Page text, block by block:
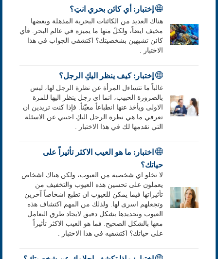
إختبار: أي كائن بحري انتِ؟
هناك العديد من الكائنات البحرية المذهلة وبعضها
مخيف ايضاً، ولكلّ منها ما يميزه في عالم البحر. فأي
كائن تشبهين بشخصيتك؟ اكتشفي الجواب في هذا
الاختبار .
إختبار: كيف ينظر اليكِ الرجل؟
غالباً ما تتساءل المرأة عن نظرة الرجل لها، ليس
بالضرورة الحبيب، انما اي رجل ينظر اليها للمرة
الاولى ويأخذ عنها انطباعاً معيّناً. فإذا كنت تريدين ان
تعرفي ما هي نظرة الرجل اليكِ اجيبي عن الاسئلة
التي نقدمها لك في هذا الاختبار .
اختبار: ما هو العيب الاكثر تأثيراً على
حياتك؟
لا تخلو اي شخصية من العيوب، ولكن هناك اشخاص
يعملون على تحسين هذه العيوب والتخفيف من
تأثيراتها فيما يمكن للعيوب ان تطبع اشخاصاً آخرين
وتجعلهم اسرى لها. ولذلك من المهم اكتشاف هذه
العيوب وتحديدها بشكل دقيق لايجاد طرق التعامل
معها بالشكل الصحيح. فما هو العيب الاكثر تأثيراً
على حياتك؟ اكتشفيه في هذا الاختبار .